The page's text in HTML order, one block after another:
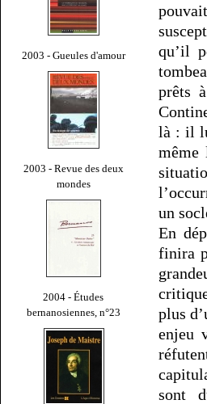
2003 - Gueules d'amour
2003 - Revue des deux
mondes
2004 - Études
bernanosiennes, n°23
qu’il
prêts
là : il
même
un
En
finira
plus
enjeu
sont